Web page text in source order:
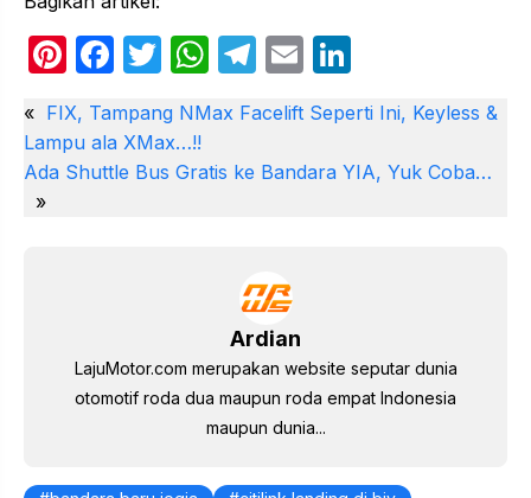
Pi
er
e
F
c
e
T
itt
er
W
at
s
T
e
gr
E
ail k
e
« FIX, Tampang NMax Facelift Seperti Ini, Keyless &
Lampu ala XMax…!!
Ada Shuttle Bus Gratis ke Bandara YIA, Yuk Coba…
»
Ardian
LajuMotor.com merupakan website seputar dunia
otomotif roda dua maupun roda empat Indonesia
maupun dunia...